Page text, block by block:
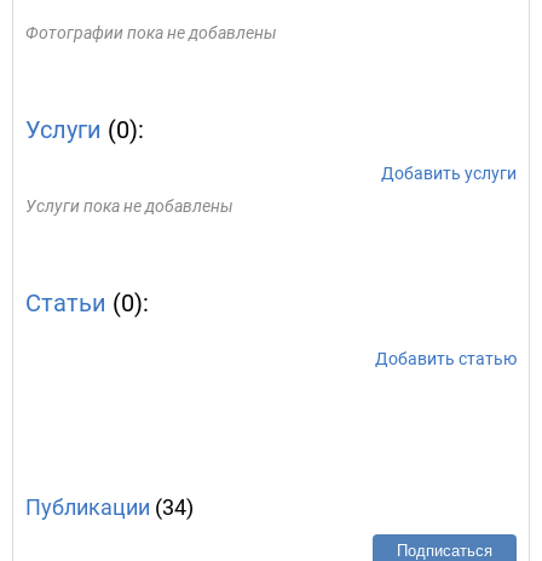
Фотографии пока не добавлены
Услуги (0):
Добавить услуги
Услуги пока не добавлены
Статьи (0):
Добавить статью
Публикации (34)
Подписаться